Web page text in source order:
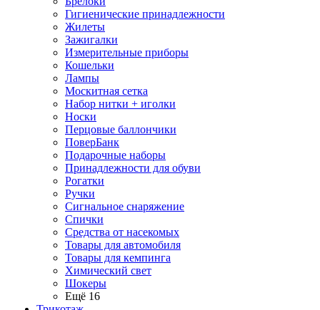
Гигиенические принадлежности
Жилеты
Зажигалки
Измерительные приборы
Кошельки
Лампы
Москитная сетка
Набор нитки + иголки
Носки
Перцовые баллончики
ПоверБанк
Подарочные наборы
Принадлежности для обуви
Рогатки
Ручки
Сигнальное снаряжение
Спички
Средства от насекомых
Товары для автомобиля
Товары для кемпинга
Химический свет
Шокеры
Ещё 16